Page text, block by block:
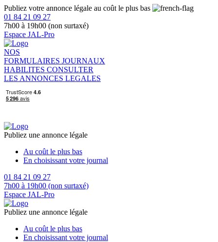
Publiez votre annonce légale au coût le plus bas
01 84 21 09 27
7h00 à 19h00 (non surtaxé)
Espace JAL-Pro
NOS
FORMULAIRES JOURNAUX
HABILITES CONSULTER
LES ANNONCES LEGALES
Publiez une annonce légale
Au coût le plus bas
En choisissant votre journal
01 84 21 09 27
7h00 à 19h00 (non surtaxé)
Espace JAL-Pro
Publiez une annonce légale
Au coût le plus bas
En choisissant votre journal